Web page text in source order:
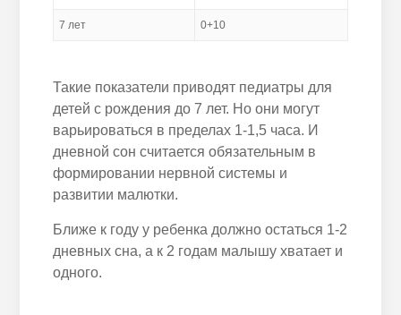
7 лет 0+10
Такие показатели приводят педиатры для
детей с рождения до 7 лет. Но они могут
варьироваться в пределах 1-1,5 часа. И
дневной сон считается обязательным в
формировании нервной системы и
развитии малютки.
Ближе к году у ребенка должно остаться 1-2
дневных сна, а к 2 годам малышу хватает и
одного.